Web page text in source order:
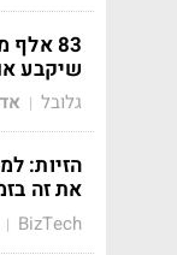
שיקבע
גלובל |
הזיות:
את זה
BizTech
|